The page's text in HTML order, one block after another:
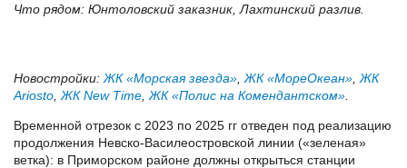
Что рядом: Юнтоловский заказник, Лахтинский разлив.
Новостройки: ЖК «Морская звезда» ЖК «МореОкеан» ЖК
Ariosto ЖК New Time ЖК «Полис на Комендантском»
Временной отрезок с 2023 по 2025 гг отведен под реализацию
продолжения Невско-Василеостровской линии («зеленая»
ветка): в Приморском районе должны открыться станции